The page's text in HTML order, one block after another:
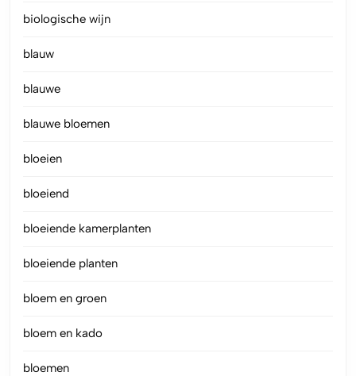
biologische wijn
blauw
blauwe
blauwe bloemen
bloeien
bloeiend
bloeiende kamerplanten
bloeiende planten
bloem en groen
bloem en kado
bloemen